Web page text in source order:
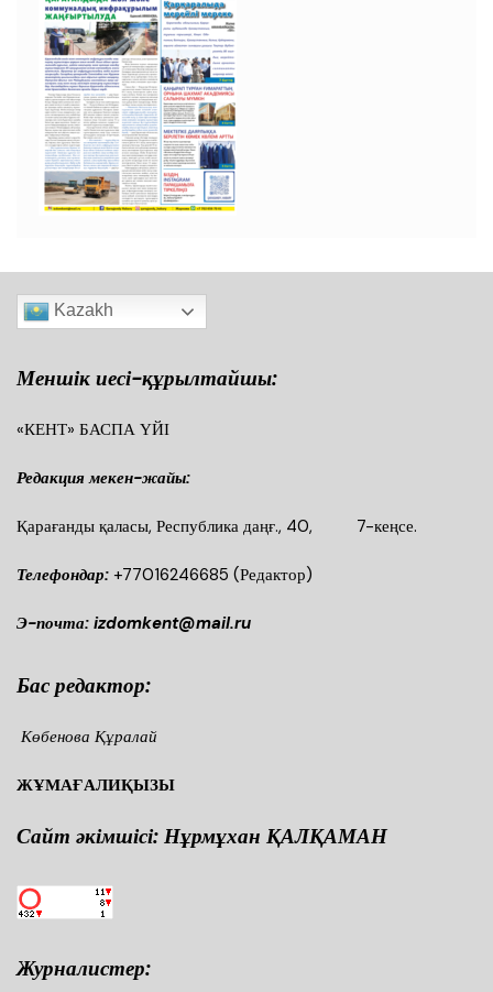
Kazakh
Меншік иесі-құрылтайшы:
«КЕНТ» БАСПА ҮЙІ
Редакция мекен-жайы:
Қарағанды қаласы, Республика даңғ., 40, 7-кеңсе.
Телефондар: +77016246685 (Редактор)
Э-почта: izdomkent@mail.ru
Бас редактор:
Көбенова Құралай
ЖҰМАҒАЛИҚЫЗЫ
Сайт әкімшісі: Нұрмұхан ҚАЛҚАМАН
Журналистер: